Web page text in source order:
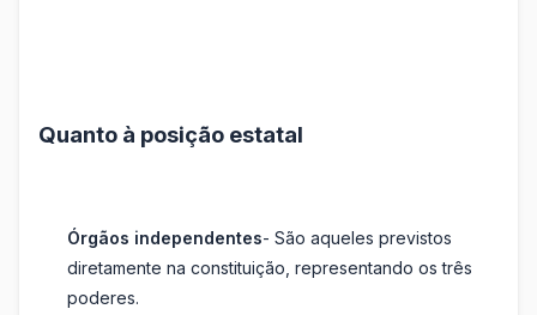
Quanto à posição estatal
Órgãos independentes- São aqueles previstos
diretamente na constituição, representando os três
poderes.